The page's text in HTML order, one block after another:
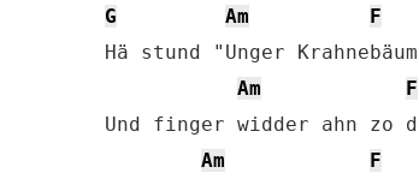
G Am F
Hä stund "Unger
Am
F
Und finger widder ahn zo
Am
F